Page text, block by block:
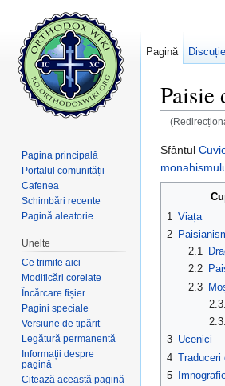
Paisie
Sfântul
1 Viața
2
2.1
2.2
2.3
3 Ucenici
4 Traduceri
5
Pagină Discuție
Pagina principală
Portalul comunității
Cafenea
Schimbări recente
Pagină aleatorie
Unelte
Ce trimite aici
Modificări corelate
Încărcare fișier
Pagini speciale
Versiune de tipărit
Legătură permanentă
Informații despre
pagină
Citează această pagină